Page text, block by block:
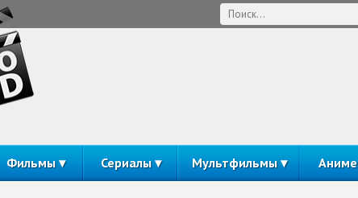
Фильмы Сериалы Мультфильмы Аниме